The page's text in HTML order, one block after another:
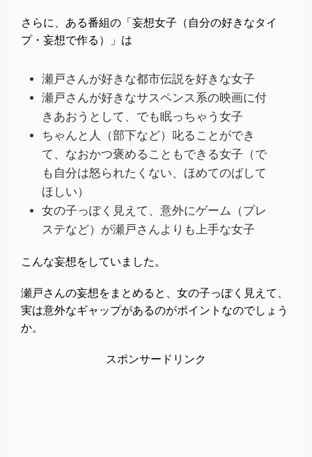
さらに、ある番組の「妄想女子（自分の好きなタイ
プ・妄想で作る）」は
瀬戸さんが好きな都市伝説を好きな女子
瀬戸さんが好きなサスペンス系の映画に付
きあおうとして、でも眠っちゃう女子
ちゃんと人（部下など）叱ることができ
て、なおかつ褒めることもできる女子（で
も自分は怒られたくない、ほめてのばして
ほしい）
女の子っぽく見えて、意外にゲーム（プレ
ステなど）が瀬戸さんよりも上手な女子
こんな妄想をしていました。
瀬戸さんの妄想をまとめると、女の子っぽく見えて、
実は意外なギャップがあるのがポイントなのでしょう
か。
スポンサードリンク